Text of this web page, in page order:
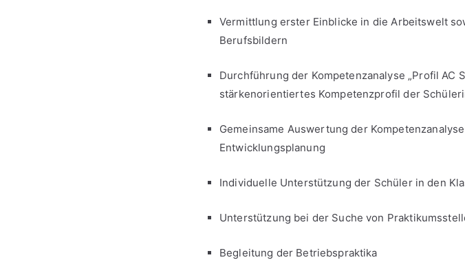
Vermittlung erster Einblicke in die Arbeitswelt
Berufsbildern
Durchführung der Kompetenzanalyse „Profil AC
stärkenorientiertes Kompetenzprofil der
Gemeinsame Auswertung der
Entwicklungsplanung
Individuelle Unterstützung der Schüler in den
Unterstützung bei der Suche von
Begleitung der Betriebspraktika